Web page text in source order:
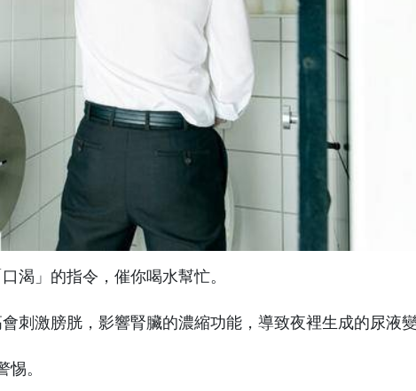
渴」的指令，催你喝水幫忙。
刺激膀胱，影響腎臟的濃縮功能，導致夜裡生成的尿液
。